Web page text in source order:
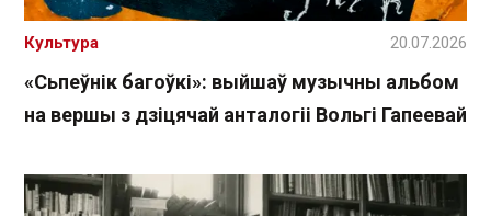
«Сьпеўнік багоўкі»: выйшаў музычны альбом
на вершы з дзіцячай анталогіі Вольгі Гапеевай
Культура 20.07.2026